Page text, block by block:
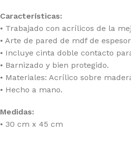
Características:
• Trabajado con acrílicos de la
• Arte de pared de mdf de
• Incluye cinta doble contacto
• Barnizado y bien protegido.
• Materiales: Acrílico sobre
• Hecho a mano.
Medidas:
• 30 cm x 45 cm